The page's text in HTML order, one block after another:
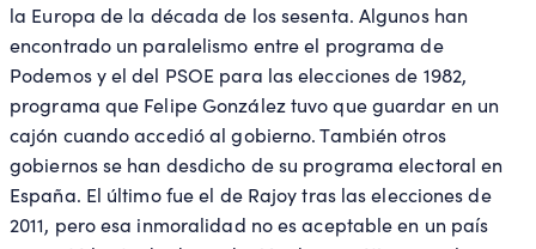
la Europa de la década de los sesenta. Algunos han
encontrado un paralelismo entre el programa de
Podemos y el del PSOE para las elecciones de 1982,
programa que Felipe González tuvo que guardar en un
cajón cuando accedió al gobierno. También otros
gobiernos se han desdicho de su programa electoral en
España. El último fue el de Rajoy tras las elecciones de
2011, pero esa inmoralidad no es aceptable en un país